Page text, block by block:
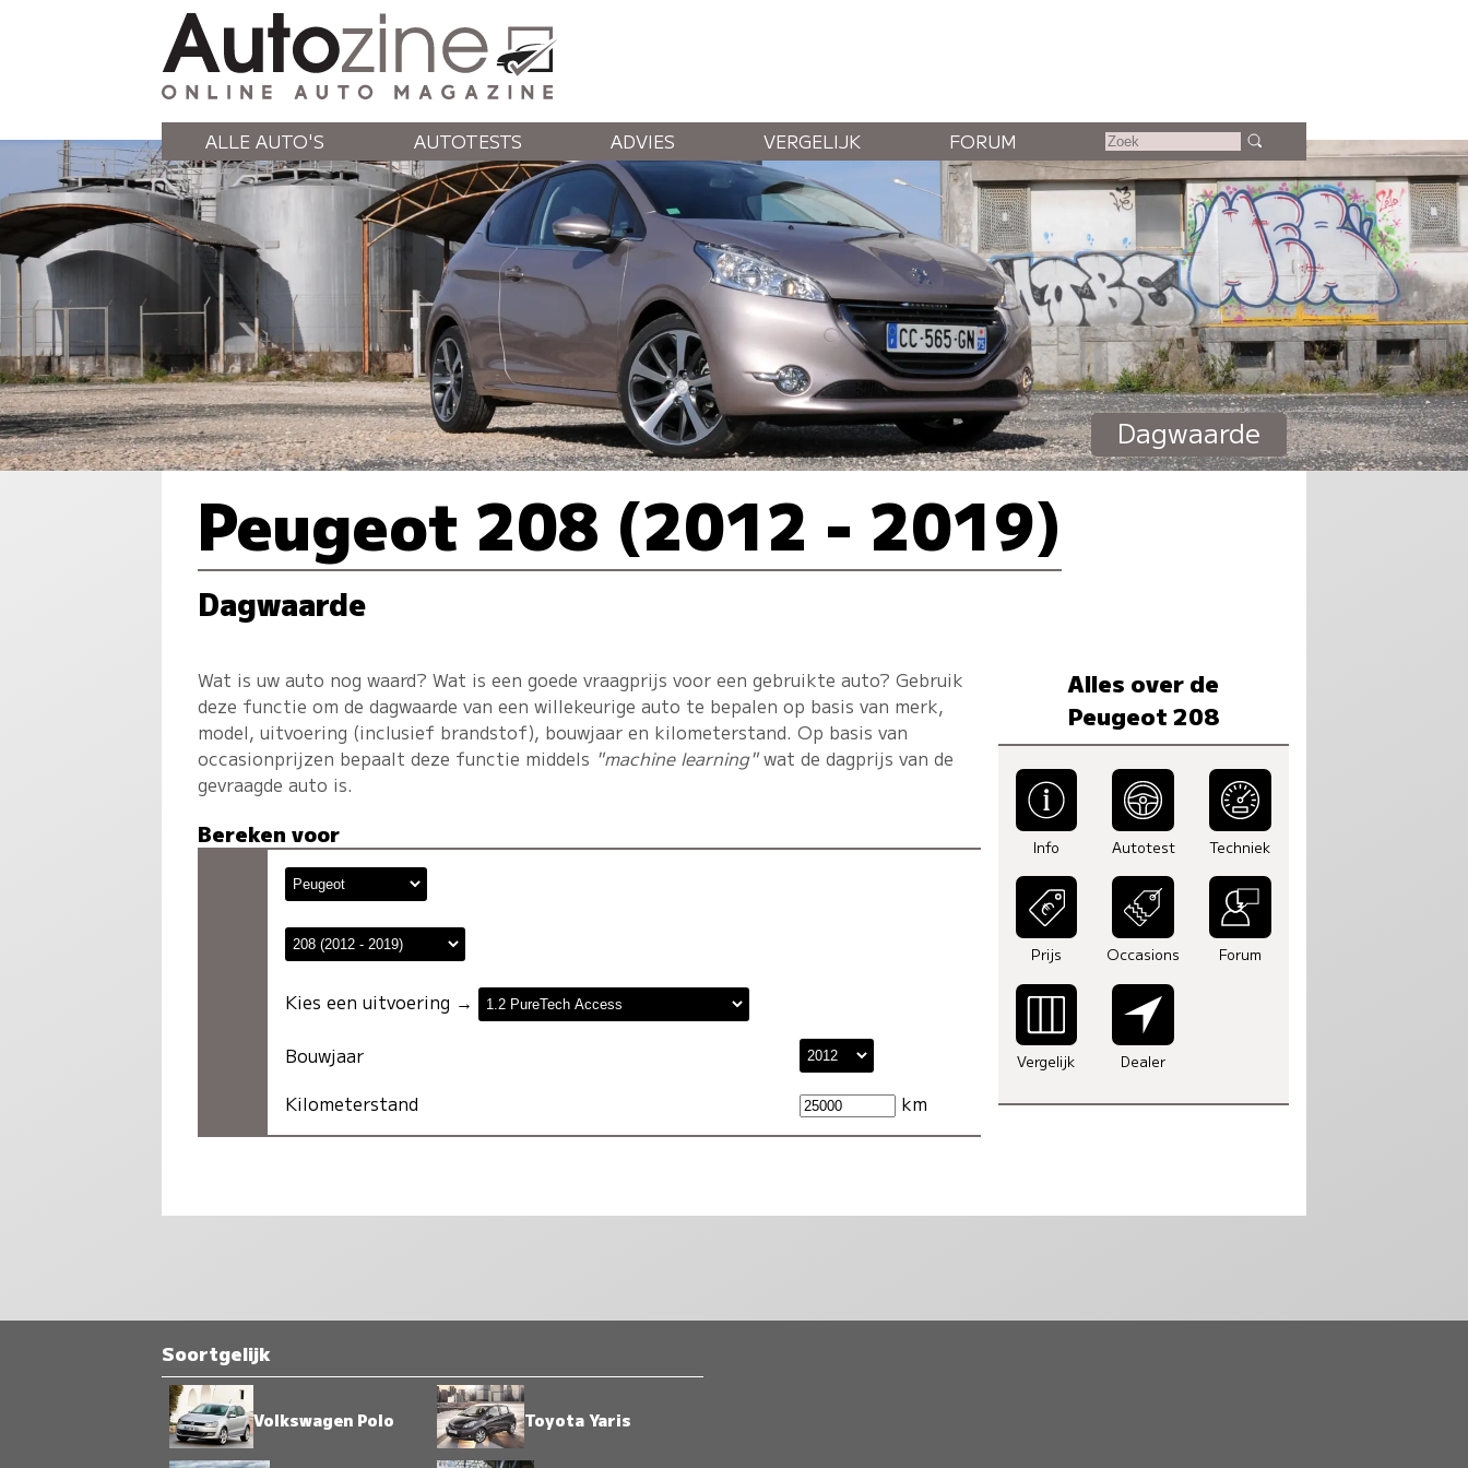
ALLE AUTO'S AUTOTESTS ADVIES VERGELIJK FORUM
Dagwaarde
Peugeot 208 (2012 - 2019)
Dagwaarde
Wat is uw auto nog waard? Wat is een goede vraagprijs voor een gebruikte auto? Gebruik
deze functie om de dagwaarde van een willekeurige auto te bepalen op basis van merk,
model, uitvoering (inclusief brandstof), bouwjaar en kilometerstand. Op basis van
occasionprijzen bepaalt deze functie middels "machine learning"wat de dagprijs van de
gevraagde auto is.
Bereken voor
Kies een uitvoering →
Bouwjaar
Kilometerstand
km
Alles over de
Peugeot 208
Info Autotest Techniek
Prijs Occasions Forum
Vergelijk Dealer
Soortgelijk
Volkswagen Polo Toyota Yaris